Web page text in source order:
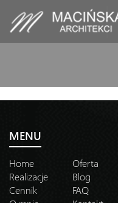
MENU
Home
Oferta
Realizacje
Blog
Cennik
FAQ